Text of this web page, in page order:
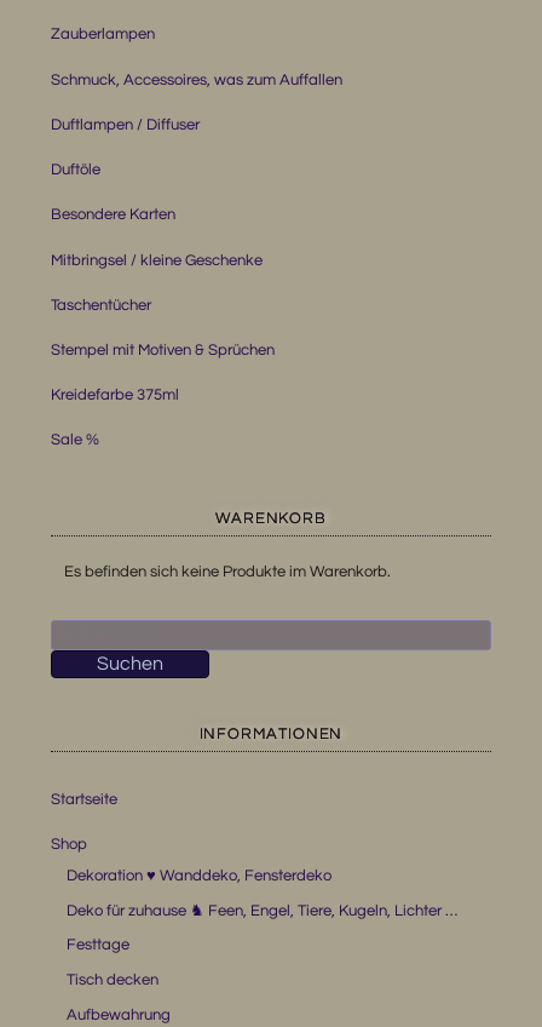
Zauberlampen
Schmuck, Accessoires, was zum Auffallen
Duftlampen / Diffuser
Duftöle
Besondere Karten
Mitbringsel / kleine Geschenke
Taschentücher
Stempel mit Motiven & Sprüchen
Kreidefarbe 375ml
Sale %
WARENKORB
Es befinden sich keine Produkte im Warenkorb.
nach:
Suchen
INFORMATIONEN
Startseite
Shop
Dekoration ♥ Wanddeko, Fensterdeko
Deko für zuhause ♞ Feen, Engel, Tiere, Kugeln, Lichter …
Festtage
Tisch decken
Aufbewahrung